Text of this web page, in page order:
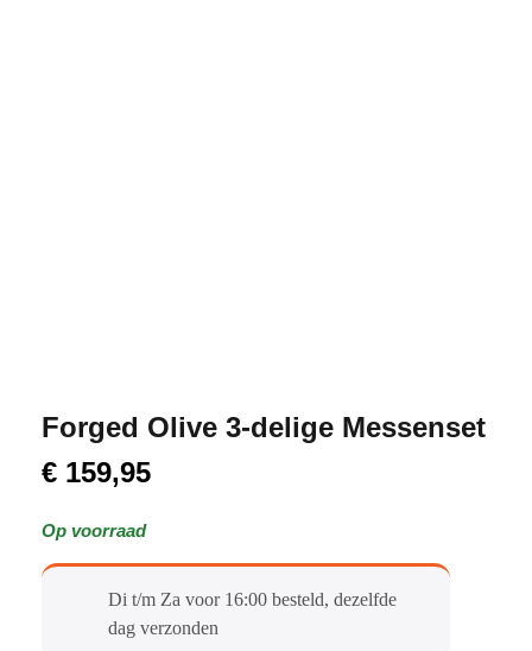
Forged Olive 3-delige Messenset
€ 159,95
Op voorraad
Di t/m Za voor 16:00 besteld, dezelfde
dag verzonden​